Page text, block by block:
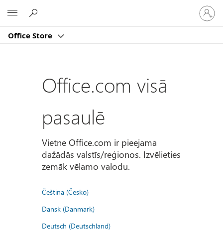
Office Store
savā
kontā
Office.com visā
pasaulē
Vietne Office.com ir pieejama
dažādās valstīs/reģionos. Izvēlieties
zemāk vēlamo valodu.
Čeština (Česko)
Dansk (Danmark)
Deutsch (Deutschland)